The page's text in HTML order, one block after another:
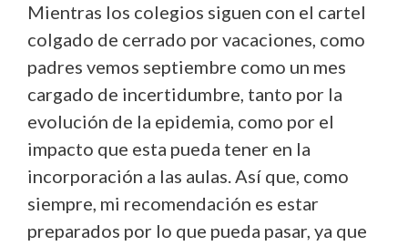
Mientras los colegios siguen con el cartel
colgado de cerrado por vacaciones, como
padres vemos septiembre como un mes
cargado de incertidumbre, tanto por la
evolución de la epidemia, como por el
impacto que esta pueda tener en la
incorporación a las aulas. Así que, como
siempre, mi recomendación es estar
preparados por lo que pueda pasar, ya que